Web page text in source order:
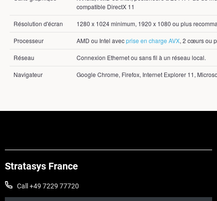
compatible DirectX 11
Résolution d'écran 1280 x 1024 minimum, 1920 x 1080 ou plus
Processeur AMD ou Intel avecprise en charge AVX, 2 cœurs ou
Réseau Connexion Ethernet ou sans fil à un réseau local.
Navigateur Google Chrome, Firefox, Internet Explorer 11,
Stratasys France
Call +49 7229 77720